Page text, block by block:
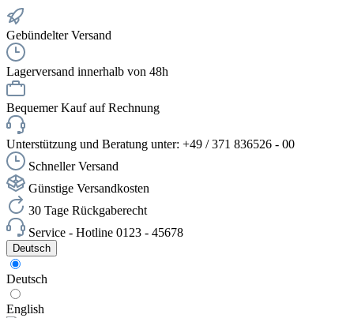
Gebündelter Versand
Lagerversand innerhalb von 48h
Bequemer Kauf auf Rechnung
Unterstützung und Beratung unter: +49 / 371 836526 - 00
Schneller Versand
Günstige Versandkosten
30 Tage Rückgaberecht
Service - Hotline 0123 - 45678
Deutsch
Deutsch
English